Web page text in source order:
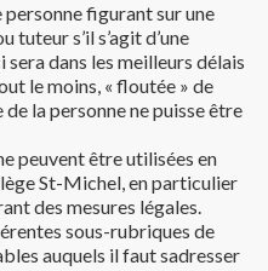
personne figurant sur une
tuteur s’il s’agit d’une
dans les meilleurs délais
le moins, « floutée » de
la personne ne puisse être
peuvent être utilisées en
St-Michel, en particulier
des mesures légales.
sous-rubriques de
auquels il faut sadresser